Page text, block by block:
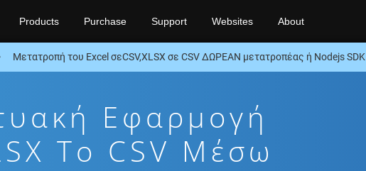
Products Purchase Support Websites About
Μετατροπή του Excel σεCSV,XLSX σε CSV ΔΩΡΕΑΝ μετατροπέας ή Nodejs SDK
Εφαρμογή
To CSV Μέσω